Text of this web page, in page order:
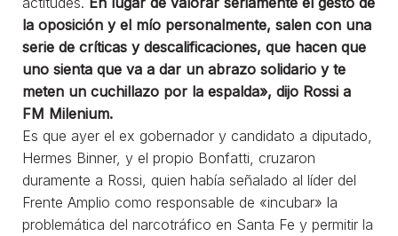
la oposición y el mío personalmente, salen con una
serie de críticas y descalificaciones, que hacen que
uno sienta que va a dar un abrazo solidario y te
meten un cuchillazo por la espalda», dijo Rossi a
FM Milenium.
Es que ayer el ex gobernador y candidato a diputado,
Hermes Binner, y el propio Bonfatti, cruzaron
duramente a Rossi, quien había señalado al líder del
Frente Amplio como responsable de «incubar» la
problemática del narcotráfico en Santa Fe y permitir la